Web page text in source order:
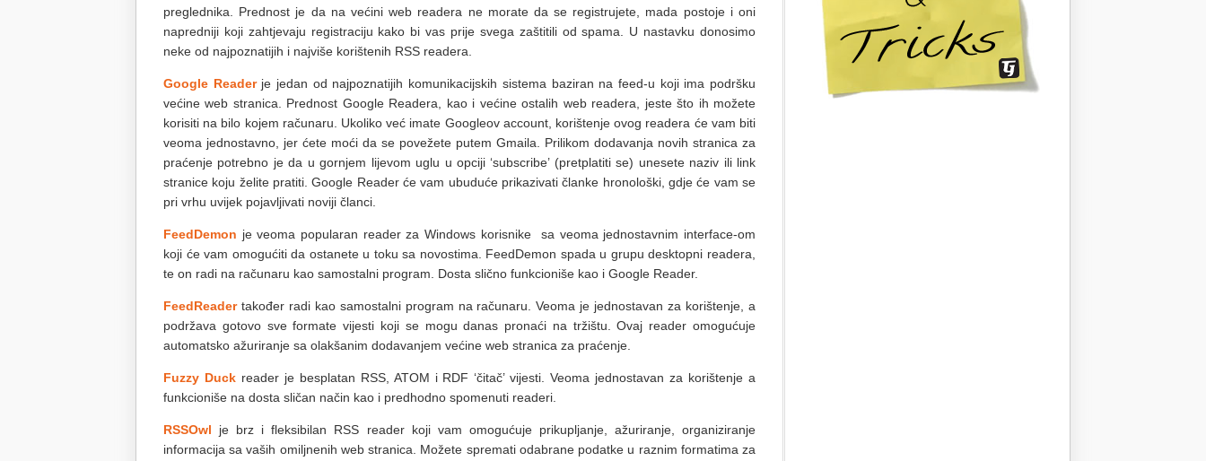
preglednika. Prednost je da na većini web readera ne morate da se registrujete, mada postoje i oni
napredniji koji zahtjevaju registraciju kako bi vas prije svega zaštitili od spama. U nastavku donosimo
neke od najpoznatijih i najviše korištenih RSS readera.
Google Readerje jedan od najpoznatijih komunikacijskih sistema baziran na feed-u koji ima podršku
većine web stranica. Prednost Google Readera, kao i većine ostalih web readera, jeste što ih možete
korisiti na bilo kojem računaru. Ukoliko već imate Googleov account, korištenje ovog readera će vam biti
veoma jednostavno, jer ćete moći da se povežete putem Gmaila. Prilikom dodavanja novih stranica za
praćenje potrebno je da u gornjem lijevom uglu u opciji ‘subscribe’ (pretplatiti se) unesete naziv ili link
stranice koju želite pratiti. Google Reader će vam ubuduće prikazivati članke hronološki, gdje će vam se
pri vrhu uvijek pojavljivati noviji članci.
FeedDemon je veoma popularan reader za Windows korisnike sa veoma jednostavnim interface-om
koji će vam omogućiti da ostanete u toku sa novostima. FeedDemon spada u grupu desktopni readera,
te on radi na računaru kao samostalni program. Dosta slično funkcioniše kao i Google Reader.
FeedReadertakođer radi kao samostalni program na računaru. Veoma je jednostavan za korištenje, a
podržava gotovo sve formate vijesti koji se mogu danas pronaći na tržištu. Ovaj reader omogućuje
automatsko ažuriranje sa olakšanim dodavanjem većine web stranica za praćenje.
Fuzzy Duckreader je besplatan RSS, ATOM i RDF ‘čitač’ vijesti. Veoma jednostavan za korištenje a
funkcioniše na dosta sličan način kao i predhodno spomenuti readeri.
RSSOwl je brz i fleksibilan RSS reader koji vam omogućuje prikupljanje, ažuriranje, organiziranje
informacija sa vaših omiljnenih web stranica. Možete spremati odabrane podatke u raznim formatima za